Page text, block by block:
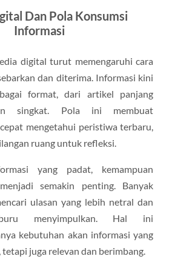
Dan Pola Konsumsi
Informasi
digital turut memengaruhi cara
dan diterima. Informasi kini
format, dari artikel panjang
singkat. Pola ini membuat
mengetahui peristiwa terbaru,
ruang untuk refleksi.
yang padat, kemampuan
semakin penting. Banyak
ulasan yang lebih netral dan
menyimpulkan. Hal ini
kebutuhan akan informasi yang
juga relevan dan berimbang.